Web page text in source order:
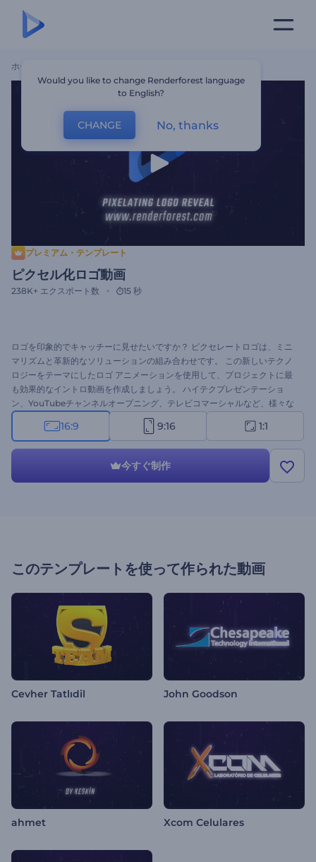
ホーム
プレミアム・テンプレート
ピクセル化ロゴ動画
238K+ エクスポート数 15 秒
ロゴを印象的でキャッチーに見せたいですか？ ピクセレートロゴは、ミニ
マリズムと革新的なソリューションの組み合わせです。 この新しいテクノ
ロジーをテーマにしたロゴ アニメーションを使用して、プロジェクトに最
も効果的なイントロ動画を作成しましょう。 ハイテクプレゼンテーショ
ン、YouTubeチャンネルオープニング、テレビコマーシャルなど、様々な
用途に最適です。 ネオンピクセルの力溢れるタッチを感じて、ピクセル化
ロゴで技術を学びましょう。
16:9 9:16 1:1
今すぐ制作
このテンプレートを使って作られた動画
Cevher Tatlıdil John Goodson
ahmet Xcom Celulares
Would you like to change Renderforest language
to English?
CHANGE No, thanks